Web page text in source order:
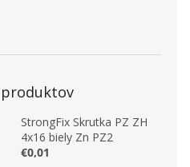
StrongFix Skrutka PZ ZH
4x16 biely Zn PZ2
€0,01